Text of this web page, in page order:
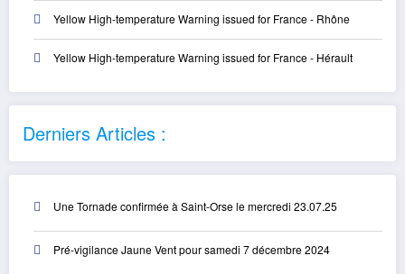
Yellow High-temperature Warning issued for France - Rhône
Yellow High-temperature Warning issued for France - Hérault
Derniers Articles :
Une Tornade confirmée à Saint-Orse le mercredi 23.07.25
Pré-vigilance Jaune Vent pour samedi 7 décembre 2024